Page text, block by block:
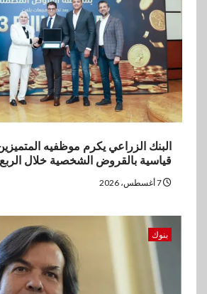
بنك مصر يشارك في
العالمي للشباب
العروض المجانية
البنك الزراعي يكرم موظفيه
قياسية بالقروض الشخصية خلال الربع
بنوك